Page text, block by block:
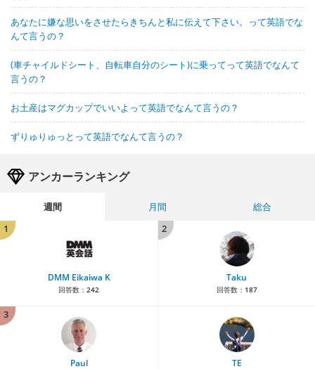
あなたに嫌な思いをさせたらきちんと私に伝えて下さい。って英語でな
んて言うの？
(車チャイルドシート、自転車自分のシート)に乗ってって英語でなんて
言うの？
お土産はマグカップでいいよって英語でなんて言うの？
ずりゅりゅっとって英語でなんて言うの？
アンカーランキング
週間 月間
総合
1
DMM Eikaiwa K
回答数： 242
2
Taku
回答数： 187
3
Paul TE